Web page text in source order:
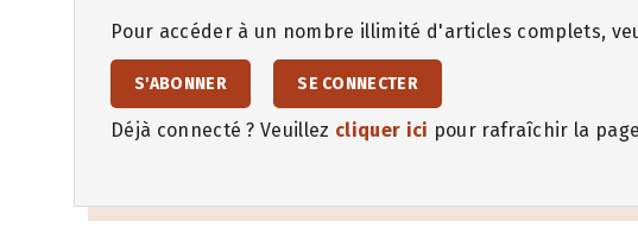
Pour accéder à un nombre illimité d'articles complets,
S'ABONNER SE CONNECTER
Déjà connecté ? Veuillez cliquer ici pour rafraîchir la